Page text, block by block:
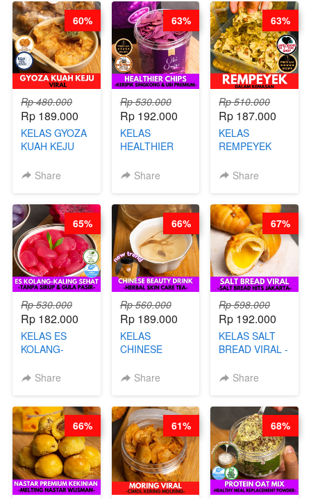
Rp 480.000
Rp 189.000
KELAS GYOZA
KUAH KEJU
CHEF DITA
Share
60%
Rp 530.000
Rp 192.000
KELAS
HEALTHIER
KERIPIK
BY CHEF DITA
Share
63%
Rp 510.000
Rp 187.000
KELAS
REMPEYEK
KEMASAN - BY
Share
63%
Rp 530.000
Rp 182.000
KELAS ES
KOLANG-
- TANPA SIRUP
Share
65%
Rp 560.000
Rp 189.000
KELAS
CHINESE
- HERBAL SKIN
ARISUDANA
Share
66%
Rp 598.000
Rp 192.000
KELAS SALT
BREAD VIRAL -
HITS JAKARTA
Share
67%
66% 61% 68%